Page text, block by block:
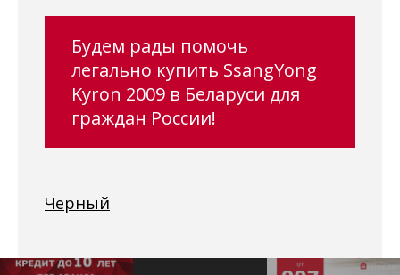
Будем рады помочь
легально купить SsangYong
Kyron 2009 в Беларуси для
граждан России!
Черный